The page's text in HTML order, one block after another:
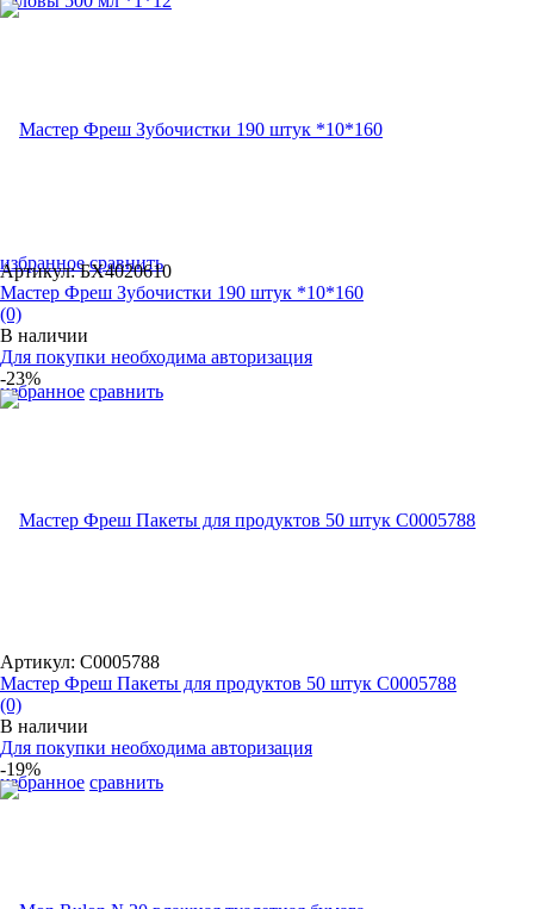
избранное сравнить
избранное сравнить
Артикул: БХ4020610
Мастер Фреш Зубочистки 190 штук *10*160
(0)
В наличии
Для покупки необходима авторизация
-23%
избранное сравнить
Артикул: С0005788
Мастер Фреш Пакеты для продуктов 50 штук С0005788
(0)
В наличии
Для покупки необходима авторизация
-19%